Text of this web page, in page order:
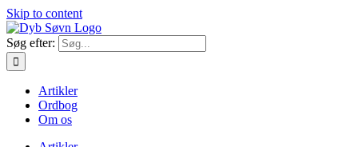
Skip to content
Søg efter:
Artikler
Ordbog
Om os